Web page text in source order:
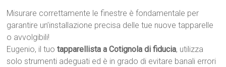
Misurare correttamente le finestre è fondamentale per
garantire un’installazione precisa delle tue nuove tapparelle
o avvolgibili!
Eugenio, il tuotapparellista a Cotignola di fiducia, utilizza
solo strumenti adeguati ed è in grado di evitare banali errori